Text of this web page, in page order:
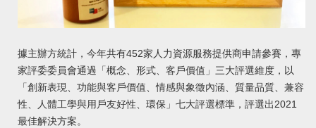
據主辦方統計，今年共有452家人力資源服務提供商申請參賽，專
家評委委員會通過「概念、形式、客戶價值」三大評選維度，以
「創新表現、功能與客戶價值、情感與象徵內涵、質量品質、兼容
性、人體工學與用戶友好性、環保」七大評選標準，評選出2021
最佳解決方案。